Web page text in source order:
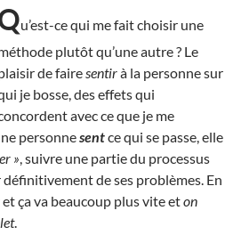
u’est-ce qui me fait choisir une
plutôt qu’une autre ? Le
de faire sentirà la personne sur
je bosse, des effets qui
avec ce que je me
personnesentce qui se passe, elle
» , suivre une partie du processus
définitivement de ses problèmes. En
et ça va beaucoup plus vite eton
.